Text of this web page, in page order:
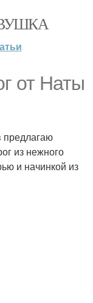
от Наты
предлагаю
из нежного
и начинкой из